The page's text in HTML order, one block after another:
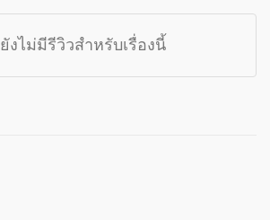
ยังไม่มีรีวิวสำหรับเรื่องนี้